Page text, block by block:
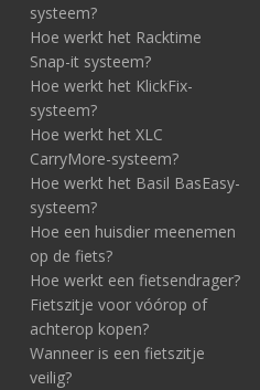
systeem?
Hoe werkt het Racktime
Snap-it systeem?
Hoe werkt het KlickFix-
systeem?
Hoe werkt het XLC
CarryMore-systeem?
Hoe werkt het Basil BasEasy-
systeem?
Hoe een huisdier meenemen
op de fiets?
Hoe werkt een fietsendrager?
Fietszitje voor vóórop of
achterop kopen?
Wanneer is een fietszitje
veilig?